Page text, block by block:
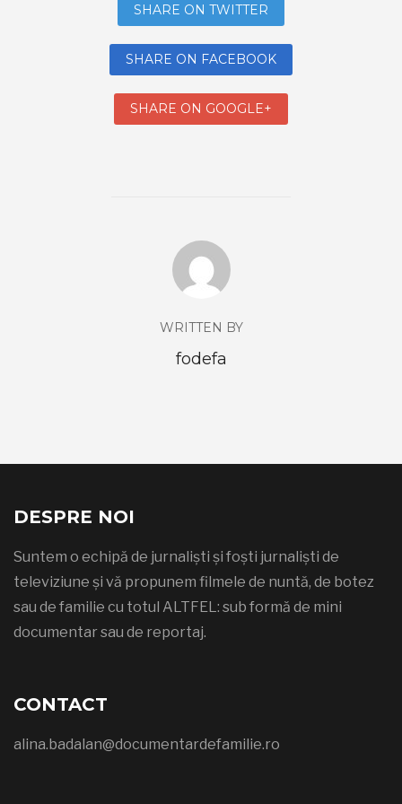
SHARE ON TWITTER
SHARE ON FACEBOOK
SHARE ON GOOGLE+
WRITTEN BY
fodefa
DESPRE NOI
Suntem o echipă de jurnaliști și foști jurnaliști de
televiziune și vă propunem filmele de nuntă, de botez
sau de familie cu totul ALTFEL: sub formă de mini
documentar sau de reportaj.
CONTACT
alina.badalan@documentardefamilie.ro